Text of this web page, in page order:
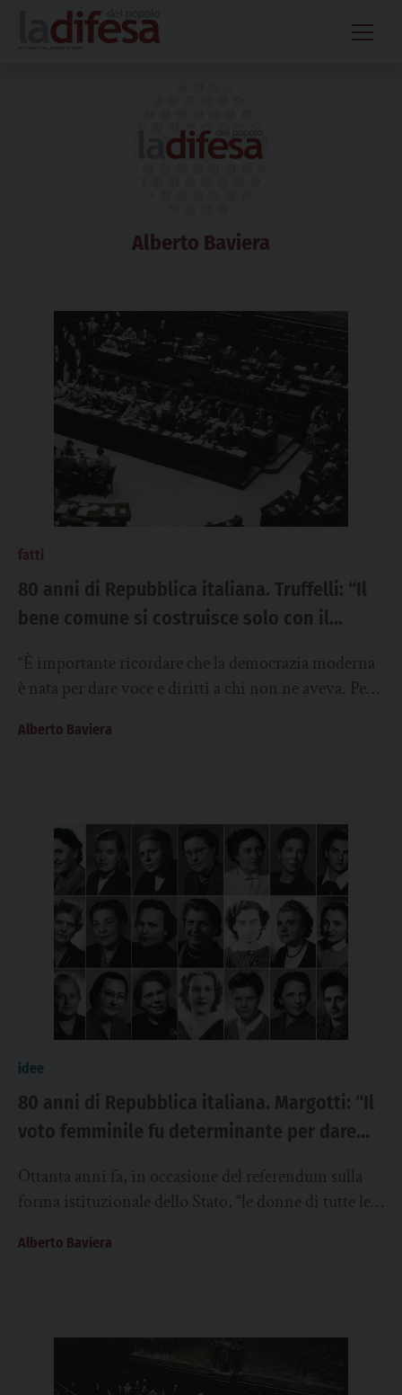
content
Alberto Baviera
fatti
80 anni di Repubblica italiana. Truffelli: “Il
bene comune si costruisce solo con il
contributo di tutti”
“È importante ricordare che la democrazia moderna
è nata per dare voce e diritti a chi non ne aveva. Per i
Alberto Baviera
idee
80 anni di Repubblica italiana. Margotti: “Il
voto femminile fu determinante per dare
Ottanta anni fa, in occasione del referendum sulla
forma istituzionale dello Stato, “le donne di tutte le
Alberto Baviera